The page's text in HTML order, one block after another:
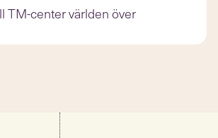
TM-center världen över